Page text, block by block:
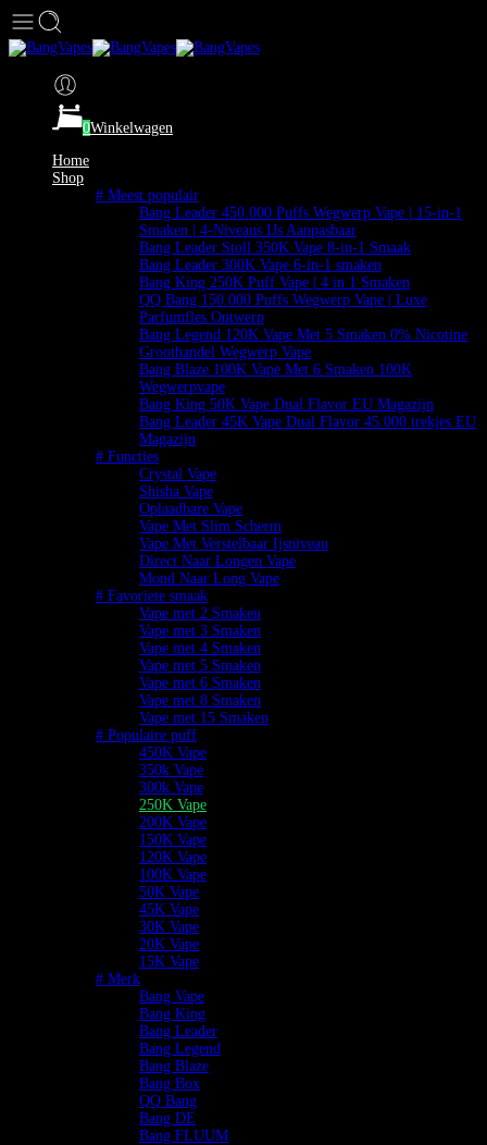
0Winkelwagen
Home
Shop
# Meest populair
Bang Leader 450.000 Puffs Wegwerp Vape | 15-in-1
Smaken | 4-Niveaus IJs Aanpasbaar
Bang Leader Stoll 350K Vape 8-in-1 Smaak
Bang Leader 300K Vape 6-in-1 smaken
Bang King 250K Puff Vape | 4 in 1 Smaken
QQ Bang 150.000 Puffs Wegwerp Vape | Luxe
Parfumfles Ontwerp
Bang Legend 120K Vape Met 5 Smaken 0% Nicotine
Groothandel Wegwerp Vape
Bang Blaze 100K Vape Met 6 Smaken 100K
Wegwerpvape
Bang King 50K Vape Dual Flavor EU Magazijn
Bang Leader 45K Vape Dual Flavor 45.000 trekjes EU
Magazijn
# Functies
Crystal Vape
Shisha Vape
Oplaadbare Vape
Vape Met Slim Scherm
Vape Met Verstelbaar Ijsniveau
Direct Naar Longen Vape
Mond Naar Long Vape
# Favoriete smaak
Vape met 2 Smaken
Vape met 3 Smaken
Vape met 4 Smaken
Vape met 5 Smaken
Vape met 6 Smaken
Vape met 8 Smaken
Vape met 15 Smaken
# Populaire puff
450K Vape
350k Vape
300k Vape
250K Vape
200K Vape
150K Vape
120K Vape
100K Vape
50K Vape
45K Vape
30K Vape
20K Vape
15K Vape
# Merk
Bang Vape
Bang King
Bang Leader
Bang Legend
Bang Blaze
Bang Box
QQ Bang
Bang DE
Bang FLUUM